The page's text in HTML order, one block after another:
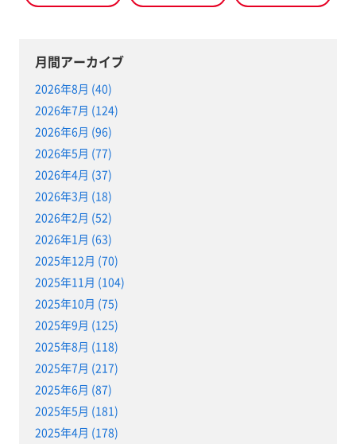
月間アーカイブ
2026年8月 (40)
2026年7月 (124)
2026年6月 (96)
2026年5月 (77)
2026年4月 (37)
2026年3月 (18)
2026年2月 (52)
2026年1月 (63)
2025年12月 (70)
2025年11月 (104)
2025年10月 (75)
2025年9月 (125)
2025年8月 (118)
2025年7月 (217)
2025年6月 (87)
2025年5月 (181)
2025年4月 (178)